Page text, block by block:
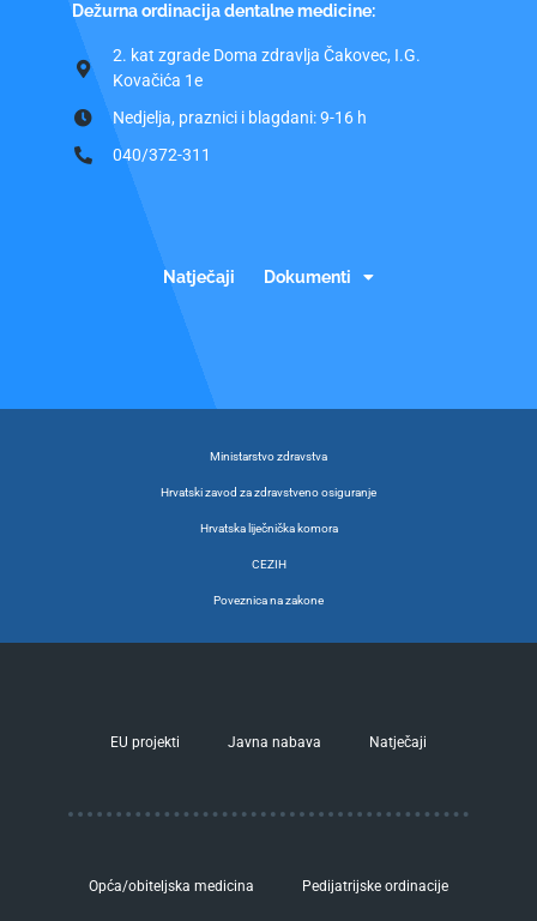
Dežurna ordinacija dentalne medicine:
2. kat zgrade Doma zdravlja Čakovec, I.G.
Kovačića 1e
Nedjelja, praznici i blagdani: 9-16 h
040/372-311
Natječaji Dokumenti
Ministarstvo zdravstva
Hrvatski zavod za zdravstveno osiguranje
Hrvatska liječnička komora
CEZIH
Poveznica na zakone
EU projekti Javna nabava Natječaji
Opća/obiteljska medicina Pedijatrijske ordinacije